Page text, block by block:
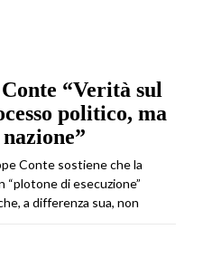
“Verità sul
politico, ma
Conte sostiene che la
“plotone di esecuzione”
a differenza sua, non